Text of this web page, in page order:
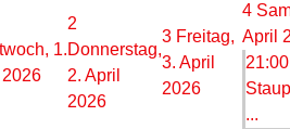
1.
2
Donnerstag,
2. April
2026
3 Freitag,
3. April
2026
4
April
21:00
...